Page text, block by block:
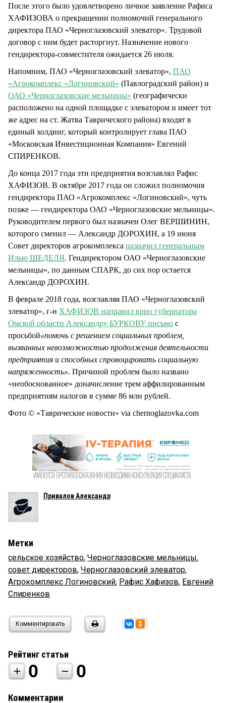
После этого было удовлетворено личное заявление Рафиса
ХАФИЗОВА о прекращении полномочий генерального
директора ПАО «Черноглазовский элеватор». Трудовой
договор с ним будет расторгнут. Назначение нового
гендиректора-совместителя ожидается 26 июля.
Напомним, ПАО «Черноглазовский элеватор», ПАО
«Агрокомплекс «Логиновский» (Павлоградский район) и
ОАО «Черноглазовские мельницы» (географически
расположено на одной площадке с элеватором и имеет тот
же адрес на ст. Жатва Таврического района) входят в
единый холдинг, который контролирует глава ПАО
«Московская Инвестиционная Компания» Евгений
СПИРЕНКОВ.
До конца 2017 года эти предприятия возглавлял Рафис
ХАФИЗОВ. В октябре 2017 года он сложил полномочия
гендиректора ПАО «Агрокомплекс «Логиновский», чуть
позже — гендиректора ОАО «Черноглазовские мельницы».
Руководителем первого был назначен Олег ВЕРШИНИН,
которого сменил — Александр ДОРОХИН, а 19 июня
Совет директоров агрокомплекса назначил генеральным
Илью ШЕДЕЛЯ. Гендиректором ОАО «Черноглазовские
мельницы», по данным СПАРК, до сих пор остается
Александр ДОРОХИН.
В феврале 2018 года, возглавляя ПАО «Черноглазовский
элеватор», г-н ХАФИЗОВ направил врио губернатора
Омской области Александру БУРКОВУ письмо с
просьбой«помочь с решением социальных проблем,
вызванных невозможностью продолжения деятельности
предприятия и способных спровоцировать социальную
напряженность». Причиной проблем было названо
«необоснованное» доначисление трем аффилированным
предприятиям налогов в сумме 86 млн рублей.
Фото © «Таврические новости» via chernoglazovka.com
Привалов Александр
Метки
сельское хозяйство, Черноглазовские мельницы,
совет директоров, Черноглазовский элеватор,
Агрокомплекс Логиновский, Рафис Хафизов, Евгений
Спиренков
Комментировать
Рейтинг статьи
0 0
Комментарии